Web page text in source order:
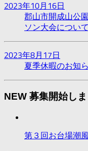
2023年10月16日
郡山市開成山公
ソン大会について
2023年8月17日
夏季休暇のお知
NEW 募集開始しま
第３回お台場潮